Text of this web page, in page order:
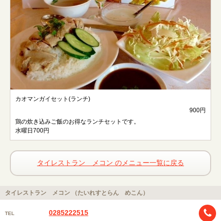
カオマンガイセット(ランチ)
900円
鶏の炊き込みご飯のお得なランチセットです。
水曜日700円
タイレストラン メコン のメニュー一覧に戻る
タイレストラン メコン （たいれすとらん めこん）
TEL 0285222515